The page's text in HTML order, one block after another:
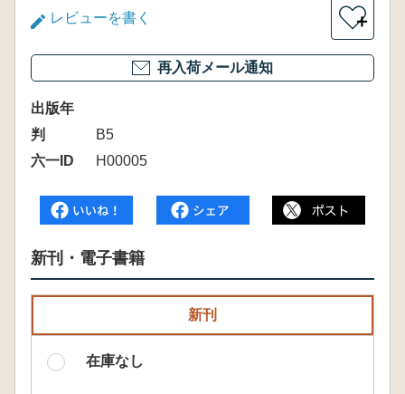
レビューを書く ＋
再入荷メール通知
出版年
判
B5
六一ID
H00005
新刊・電子書籍
新刊
在庫なし